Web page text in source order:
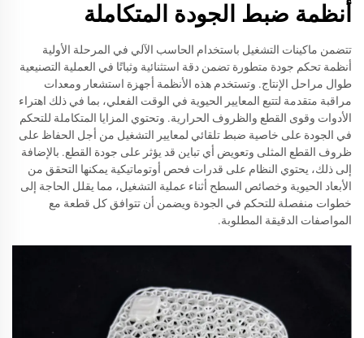
أنظمة ضبط الجودة المتكاملة
تتضمن ماكينات التشغيل باستخدام الحاسب الآلي في المرحلة الأولية
أنظمة تحكم جودة متطورة تضمن دقة استثنائية وثباتًا في العملية التصنيعية
طوال مراحل الإنتاج. وتستخدم هذه الأنظمة أجهزة استشعار ومعدات
مراقبة متقدمة لتتبع المعايير الحيوية في الوقت الفعلي، بما في ذلك اهتراء
الأدوات وقوى القطع والظروف الحرارية. وتحتوي المزايا المتكاملة للتحكم
في الجودة على خاصية ضبط تلقائي لمعايير التشغيل من أجل الحفاظ على
ظروف القطع المثلى وتعويض أي تباين قد يؤثر على جودة القطع. بالإضافة
إلى ذلك، يحتوي النظام على قدرات فحص أوتوماتيكية يمكنها التحقق من
الأبعاد الحيوية وخصائص السطح أثناء عملية التشغيل، مما يقلل الحاجة إلى
خطوات منفصلة للتحكم في الجودة ويضمن أن تتوافق كل قطعة مع
المواصفات الدقيقة المطلوبة.